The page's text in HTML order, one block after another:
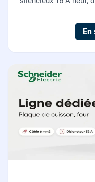
boutons poussoirs.